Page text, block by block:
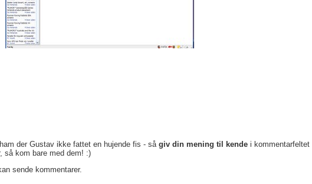
der Gustav ikke fattet en hujende fis - så giv din mening til kendei kommentarfeltet
så kom bare med dem! :)
sende kommentarer.